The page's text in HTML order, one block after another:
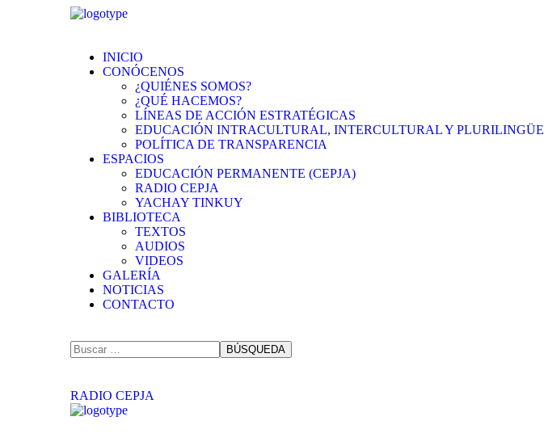
INICIO
CONÓCENOS
¿QUIÉNES SOMOS?
¿QUÉ HACEMOS?
LÍNEAS DE ACCIÓN ESTRATÉGICAS
EDUCACIÓN INTRACULTURAL, INTERCULTURAL Y PLURILINGÜE
POLÍTICA DE TRANSPARENCIA
ESPACIOS
EDUCACIÓN PERMANENTE (CEPJA)
RADIO CEPJA
YACHAY TINKUY
BIBLIOTECA
TEXTOS
AUDIOS
VIDEOS
GALERÍA
NOTICIAS
CONTACTO
RADIO CEPJA